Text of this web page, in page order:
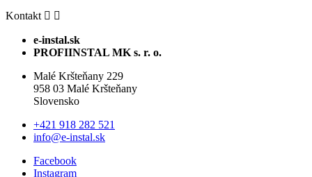
Kontakt  
e-instal.sk
PROFIINSTAL MK s. r. o.
Malé Kršteňany 229
958 03 Malé Kršteňany
Slovensko
+421 918 282 521
info@e-instal.sk
Facebook
Instagram